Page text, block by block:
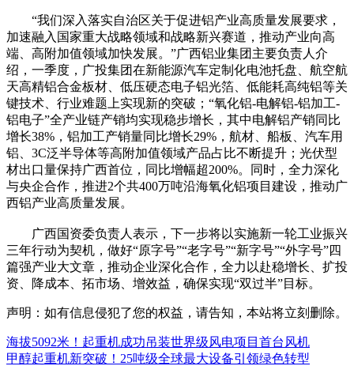
“我们深入落实自治区关于促进铝产业高质量发展要求，
加速融入国家重大战略领域和战略新兴赛道，推动产业向高
端、高附加值领域加快发展。”广西铝业集团主要负责人介
绍，一季度，广投集团在新能源汽车定制化电池托盘、航空航
天高精铝合金板材、低压硬态电子铝光箔、低能耗高纯铝等关
键技术、行业难题上实现新的突破；“氧化铝-电解铝-铝加工-
铝电子”全产业链产销均实现稳步增长，其中电解铝产销同比
增长38%，铝加工产销量同比增长29%，航材、船板、汽车用
铝、3C泛半导体等高附加值领域产品占比不断提升；光伏型
材出口量保持广西首位，同比增幅超200%。同时，全力深化
与央企合作，推进2个共400万吨沿海氧化铝项目建设，推动广
西铝产业高质量发展。
广西国资委负责人表示，下一步将以实施新一轮工业振兴
三年行动为契机，做好“原字号”“老字号”“新字号”“外字号”四
篇强产业大文章，推动企业深化合作，全力以赴稳增长、扩投
资、降成本、拓市场、增效益，确保实现“双过半”目标。
声明：如有信息侵犯了您的权益，请告知，本站将立刻删除。
海拔5092米！起重机成功吊装世界级风电项目首台风机
甲醇起重机新突破！25吨级全球最大设备引领绿色转型